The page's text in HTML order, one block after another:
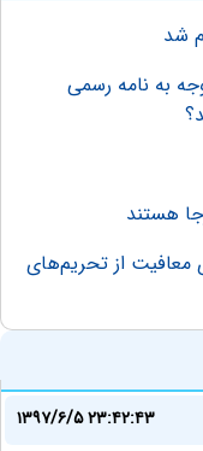
شد
به نامه رسمی
هستند
معافیت از تحریم‌های
۱۳۹۷/۶/۵ ۲۳:۴۲:۴۳